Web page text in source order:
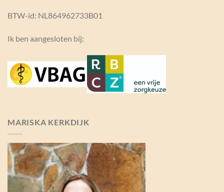
BTW-id: NL864962733B01
Ik ben aangesloten bij:
MARISKA KERKDIJK